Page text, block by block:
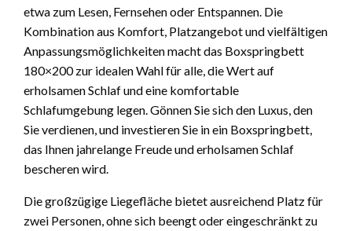
etwa zum Lesen, Fernsehen oder Entspannen. Die
Kombination aus Komfort, Platzangebot und vielfältigen
Anpassungsmöglichkeiten macht das Boxspringbett
180×200 zur idealen Wahl für alle, die Wert auf
erholsamen Schlaf und eine komfortable
Schlafumgebung legen. Gönnen Sie sich den Luxus, den
Sie verdienen, und investieren Sie in ein Boxspringbett,
das Ihnen jahrelange Freude und erholsamen Schlaf
bescheren wird.
Die großzügige Liegefläche bietet ausreichend Platz für
zwei Personen, ohne sich beengt oder eingeschränkt zu